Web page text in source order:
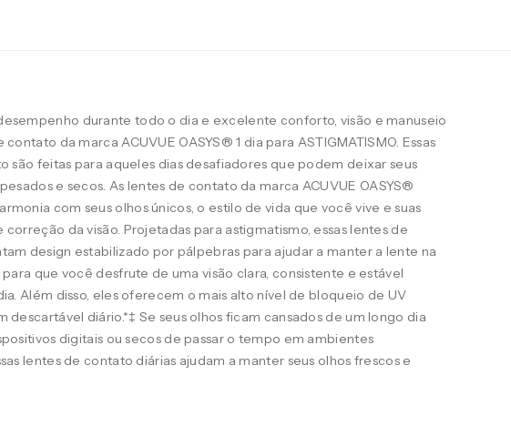
durante todo o dia e excelente conforto, visão e manuseio
da marca ACUVUE OASYS® 1 dia para ASTIGMATISMO. Essas
são feitas para aqueles dias desafiadores que podem deixar seus
e secos. As lentes de contato da marca ACUVUE OASYS®
com seus olhos únicos, o estilo de vida que você vive e suas
correção da visão. Projetadas para astigmatismo, essas lentes de
design estabilizado por pálpebras para ajudar a manter a lente na
que você desfrute de uma visão clara, consistente e estável
Além disso, eles oferecem o mais alto nível de bloqueio de UV
descartável diário.*‡ Se seus olhos ficam cansados de um longo dia
digitais ou secos de passar o tempo em ambientes
lentes de contato diárias ajudam a manter seus olhos frescos e